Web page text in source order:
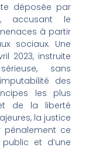
déposée par
accusant le
à partir
sociaux. Une
2023, instruite
sans
des
les plus
de la liberté
la justice
pénalement ce
et d’une